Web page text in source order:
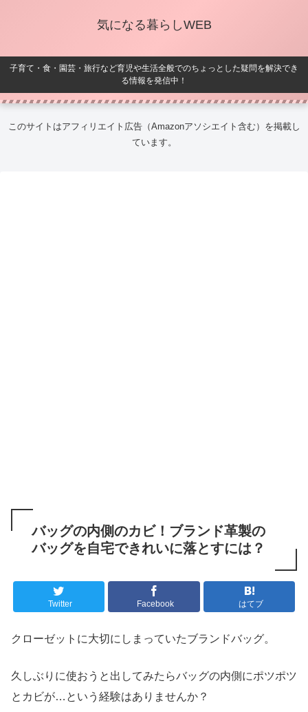
気になる暮らしWEB
子育て・食・園芸・旅行など育児や生活全般でのちょっとした疑問を解決でき
る情報を発信中！
このサイトはアフィリエイト広告（Amazonアソシエイト含む）を掲載し
ています。
バッグの内側のカビ！ブランド革製の
バッグを自宅できれいに落とすには？
Twitter Facebook はてブ
クローゼットに大切にしまっていたブランドバッグ。
久しぶりに使おうと出してみたらバッグの内側にポツポツ
とカビが…という経験はありませんか？